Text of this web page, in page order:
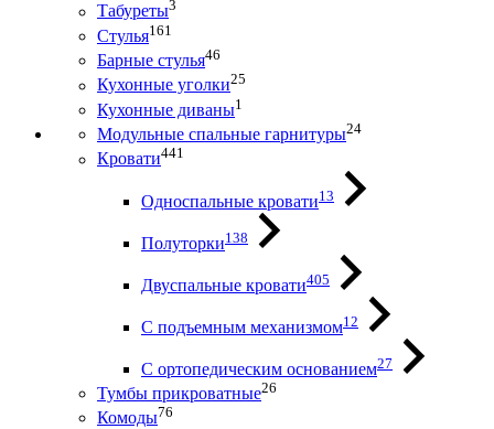
Табуреты3
Стулья161
Барные стулья46
Кухонные уголки25
Кухонные диваны1
Модульные спальные гарнитуры24
Кровати441
Односпальные кровати13
Полуторки138
Двуспальные кровати405
С подъемным механизмом12
С ортопедическим основанием27
Тумбы прикроватные26
Комоды76